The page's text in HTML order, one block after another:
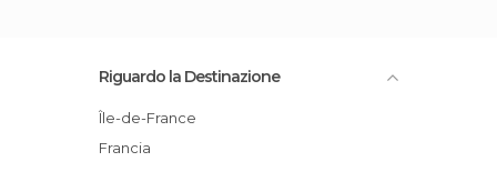
Riguardo la Destinazione
Île-de-France
Francia